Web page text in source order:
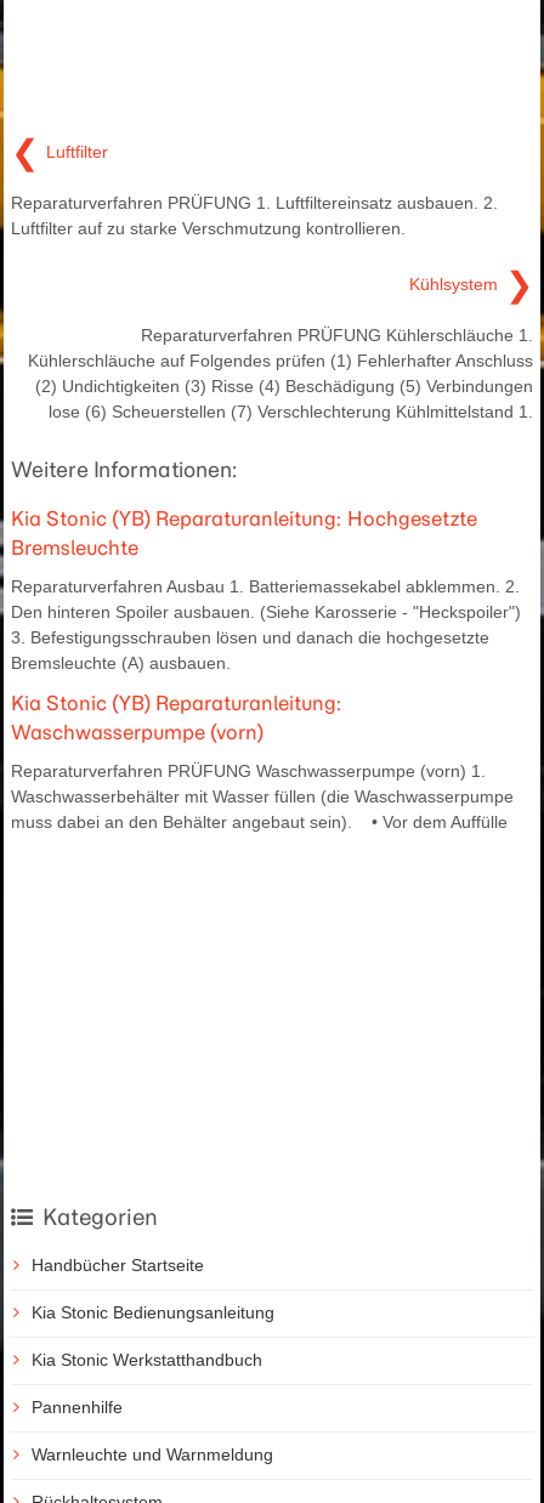
❮ Luftfilter
Reparaturverfahren PRÜFUNG 1. Luftfiltereinsatz ausbauen. 2.
Luftfilter auf zu starke Verschmutzung kontrollieren.
Kühlsystem ❯
Reparaturverfahren PRÜFUNG Kühlerschläuche 1.
Kühlerschläuche auf Folgendes prüfen (1) Fehlerhafter Anschluss
(2) Undichtigkeiten (3) Risse (4) Beschädigung (5) Verbindungen
lose (6) Scheuerstellen (7) Verschlechterung Kühlmittelstand 1.
Weitere Informationen:
Kia Stonic (YB) Reparaturanleitung: Hochgesetzte
Bremsleuchte
Reparaturverfahren Ausbau 1. Batteriemassekabel abklemmen. 2.
Den hinteren Spoiler ausbauen. (Siehe Karosserie - "Heckspoiler")
3. Befestigungsschrauben lösen und danach die hochgesetzte
Bremsleuchte (A) ausbauen.
Kia Stonic (YB) Reparaturanleitung:
Waschwasserpumpe (vorn)
Reparaturverfahren PRÜFUNG Waschwasserpumpe (vorn) 1.
Waschwasserbehälter mit Wasser füllen (die Waschwasserpumpe
muss dabei an den Behälter angebaut sein). • Vor dem Auffülle
Kategorien
Handbücher Startseite
Kia Stonic Bedienungsanleitung
Kia Stonic Werkstatthandbuch
Pannenhilfe
Warnleuchte und Warnmeldung